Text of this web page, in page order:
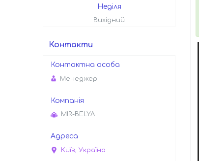
Неділя
Вихідний
Контакти
Менеджер
MIR-BELYA
Київ, Україна